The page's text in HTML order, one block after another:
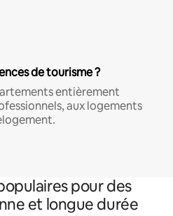
de tourisme ?
entièrement
aux logements
pour des
et longue durée